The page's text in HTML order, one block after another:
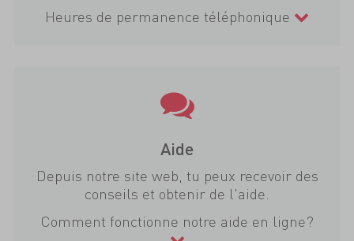
Heures de permanence téléphonique
Aide
Depuis notre site web, tu peux recevoir des
conseils et obtenir de l'aide.
Comment fonctionne notre aide en ligne?